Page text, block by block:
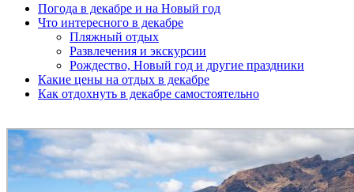
Погода в декабре и на Новый год
Что интересного в декабре
Пляжный отдых
Развлечения и экскурсии
Рождество, Новый год и другие праздники
Какие цены на отдых в декабре
Как отдохнуть в декабре самостоятельно